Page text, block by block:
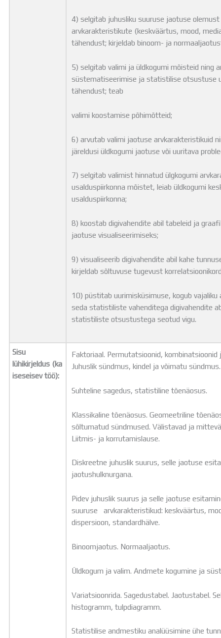
4) selgitab juhusliku suuruse jaotuse
arvkarakteristikute (keskväärtus, mood,
tähendust; kirjeldab binoom- ja
5) selgitab valimi ja üldkogumi mõisteid ning
süstematiseerimise ja statistilise otsustuse
tähendust; teab
valimi koostamise põhimõtteid;
6) arvutab valimi jaotuse arvkarakteristikuid
järeldusi üldkogumi jaotuse või uuritava
7) selgitab valimist hinnatud ülgkogumi
usalduspiirkonna mõistet, leiab üldkogumi
usalduspiirkonna;
8) koostab digivahendite abil tabeleid ja
jaotuse visualiseerimiseks;
9) visualiseerib digivahendite abil kahe
kirjeldab sõltuvuse tugevust
10) püstitab uurimisküsimuse, kogub vajaliku
seda statistiliste vahenditega digivahendite
statistiliste otsustustega seotud vigu.
Sisu
lühikirjeldus (ka
iseseisev töö):
Faktoriaal. Permutatsioonid, kombinatsioonid
Juhuslik sündmus, kindel ja võimatu
Suhteline sagedus, statistiline tõenäosus.
Klassikaline tõenäosus. Geomeetriline
sõltumatud sündmused. Välistavad ja
Liitmis- ja korrutamislause.
Diskreetne juhuslik suurus, selle jaotuse
jaotushulknurgana.
Pidev juhuslik suurus ja selle jaotuse
suuruse arvkarakteristikud: keskväärtus,
dispersioon, standardhälve.
Binoomjaotus. Normaaljaotus.
Üldkogum ja valim. Andmete kogumine ja
Variatsioonrida. Sagedustabel. Jaotustabel.
histogramm, tulpdiagramm.
Statistilise andmestiku analüüsimine ühe